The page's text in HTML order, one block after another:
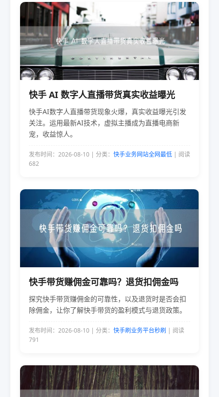
快手 AI 数字人直播带货真实收益曝光
快手AI数字人直播带货现象火爆，真实收益曝光引发
关注。运用最新AI技术，虚拟主播成为直播电商新
宠，收益惊人。
发布时间：2026-08-10 | 分类： 快手业务网站全网最低 | 阅读
682
快手带货赚佣金可靠吗？退货扣佣金吗
探究快手带货赚佣金的可靠性，以及退货时是否会扣
除佣金，让你了解快手带货的盈利模式与退货政策。
发布时间：2026-08-10 | 分类： 快手刷业务平台秒刷 | 阅读
791